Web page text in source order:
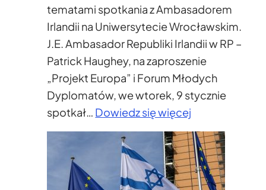
tematami spotkania z Ambasadorem
Irlandii na Uniwersytecie Wrocławskim.
J.E. Ambasador Republiki Irlandii w RP –
Patrick Haughey, na zaproszenie
„Projekt Europa” i Forum Młodych
Dyplomatów, we wtorek, 9 stycznie
spotkał… Dowiedz się więcej
Rozmowa
o
prawach
człowieka